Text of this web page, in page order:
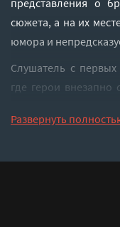
представления о
сюжета, а на их
юмора и
Слушатель с
где герои внезапно
начинается потом —
💥 СЮЖЕТ:
Развернуть